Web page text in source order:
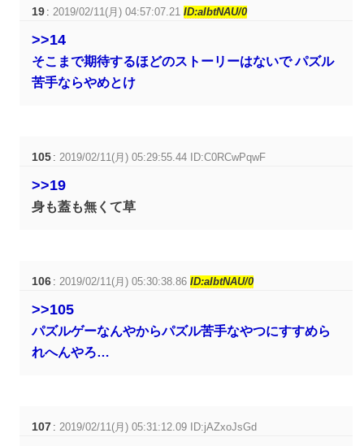
19 : 2019/02/11(月) 04:57:07.21ID:aIbtNAU/0
>>14
そこまで期待するほどのストーリーはないで パズル
苦手ならやめとけ
105 : 2019/02/11(月) 05:29:55.44 ID:C0RCwPqwF
>>19
身も蓋も無くて草
106 : 2019/02/11(月) 05:30:38.86ID:aIbtNAU/0
>>105
パズルゲーなんやからパズル苦手なやつにすすめら
れへんやろ…
107 : 2019/02/11(月) 05:31:12.09 ID:jAZxoJsGd